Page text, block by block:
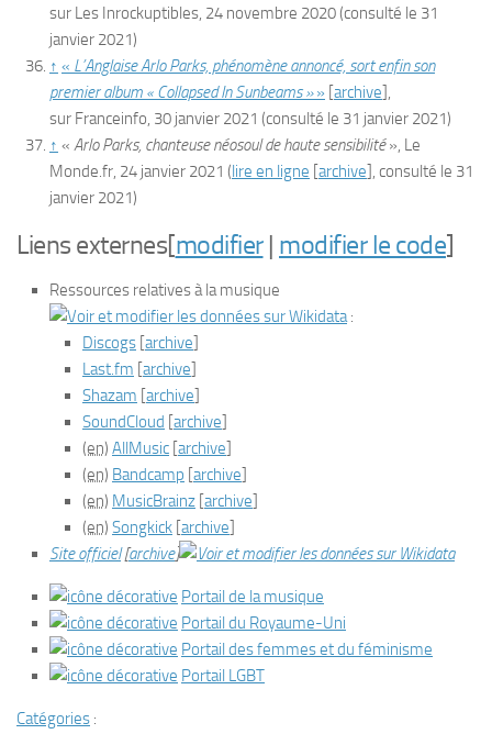
sur Les Inrockuptibles, 24 novembre 2020(consulté le 31
janvier 2021)
↑ « L’Anglaise Arlo Parks, phénomène annoncé, sort enfin son
premier album « Collapsed In Sunbeams »» [archive],
sur Franceinfo, 30 janvier 2021 (consulté le 31 janvier 2021)
↑ « Arlo Parks, chanteuse néosoul de haute sensibilité», Le
Monde.fr,‎ 24 janvier 2021 (lire en ligne [archive], consulté le 31
janvier 2021)
Liens externes[modifier| modifier le code]
Ressources relatives à la musique
:
Discogs [archive]
Last.fm [archive]
Shazam [archive]
SoundCloud [archive]
(en) AllMusic [archive]
(en) Bandcamp [archive]
(en) MusicBrainz [archive]
(en) Songkick [archive]
Site officiel[archive]
Portail de la musique
Portail du Royaume-Uni
Portail des femmes et du féminisme
Portail LGBT
Catégories :